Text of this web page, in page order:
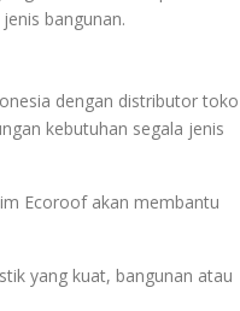
bangunan.
dengan distributor toko
kebutuhan segala jenis
Ecoroof akan membantu
yang kuat, bangunan atau